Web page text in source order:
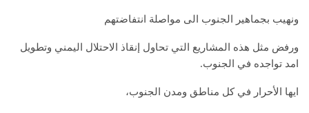
ونهيب بجماهير الجنوب الى مواصلة انتفاضتهم
ورفض مثل هذه المشاريع التي تحاول إنقاذ الاحتلال اليمني وتطويل
امد تواجده في الجنوب.
ايها الأحرار في كل مناطق ومدن الجنوب،